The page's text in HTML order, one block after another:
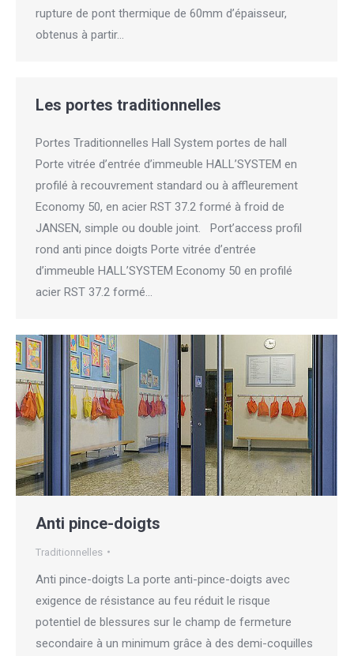
rupture de pont thermique de 60mm d’épaisseur,
obtenus à partir…
Les portes traditionnelles
Portes Traditionnelles Hall System portes de hall
Porte vitrée d’entrée d’immeuble HALL’SYSTEM en
profilé à recouvrement standard ou à affleurement
Economy 50, en acier RST 37.2 formé à froid de
JANSEN, simple ou double joint. Port’access profil
rond anti pince doigts Porte vitrée d’entrée
d’immeuble HALL’SYSTEM Economy 50 en profilé
acier RST 37.2 formé…
Anti pince-doigts
Traditionnelles
Anti pince-doigts La porte anti-pince-doigts avec
exigence de résistance au feu réduit le risque
potentiel de blessures sur le champ de fermeture
secondaire à un minimum grâce à des demi-coquilles